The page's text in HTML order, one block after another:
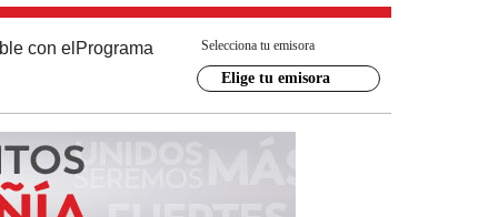
con el Programa Selecciona tu emisora
Elige tu emisora